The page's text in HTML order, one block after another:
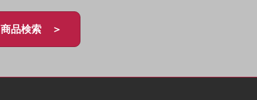
商品検索 ＞